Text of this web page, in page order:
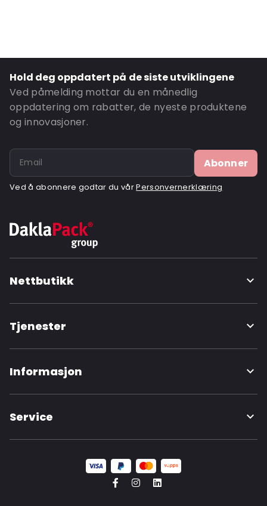
Hold deg oppdatert på de siste utviklingene
Ved påmelding mottar du en månedlig
oppdatering om rabatter, de nyeste produktene
og innovasjoner.
Abonner
Ved å abonnere godtar du vårPersonvernerklæring
Nettbutikk
Tjenester
Informasjon
Service